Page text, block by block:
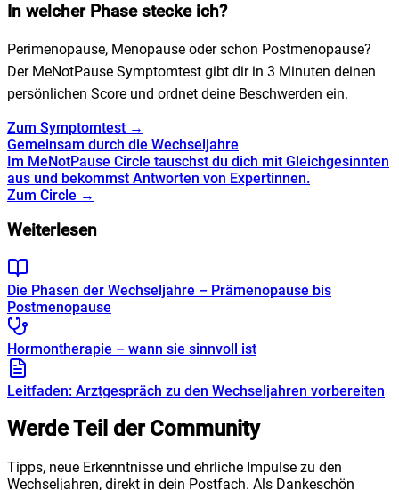
In welcher Phase stecke ich?
Perimenopause, Menopause oder schon Postmenopause?
Der MeNotPause Symptomtest gibt dir in 3 Minuten deinen
persönlichen Score und ordnet deine Beschwerden ein.
Zum Symptomtest →
Gemeinsam durch die Wechseljahre
Im MeNotPause Circle tauschst du dich mit Gleichgesinnten
aus und bekommst Antworten von Expertinnen.
Zum Circle →
Weiterlesen
Die Phasen der Wechseljahre – Prämenopause bis
Postmenopause
Hormontherapie – wann sie sinnvoll ist
Leitfaden: Arztgespräch zu den Wechseljahren vorbereiten
Werde Teil der Community
Tipps, neue Erkenntnisse und ehrliche Impulse zu den
Wechseljahren, direkt in dein Postfach. Als Dankeschön